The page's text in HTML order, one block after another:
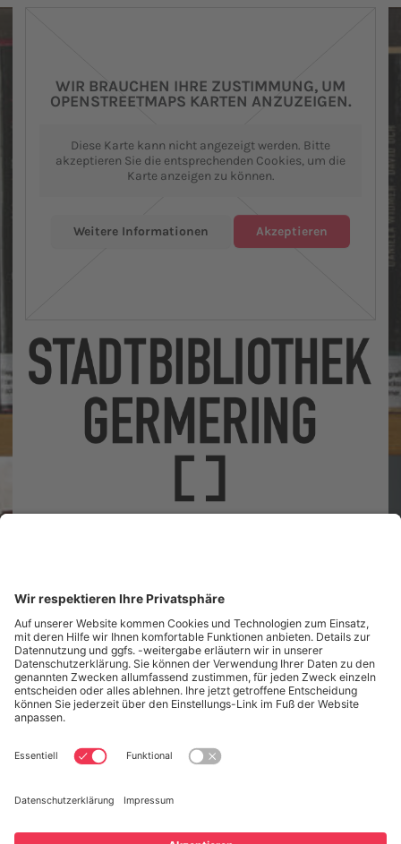
WIR BRAUCHEN IHRE ZUSTIMMUNG, UM
OPENSTREETMAPS KARTEN ANZUZEIGEN.
Diese Karte kann nicht angezeigt werden. Bitte
akzeptieren Sie die entsprechenden Cookies, um die
Karte anzeigen zu können.
Weitere Informationen Akzeptieren
Tel.: (089) 89 419 800
Nachricht senden
Startseite Aktuelles Infos & Service
Veranstaltungen
Die Bibliothek
BIBLIOTHEKSKATALOG